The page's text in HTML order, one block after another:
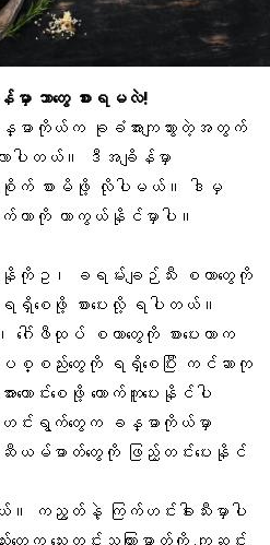
ာ ဘာတွေ စားရမလဲ!
ဓာကိုယ်က ခုခံအားကျသွားတဲ့အတွက်
ပါတယ်။ ဒီအချိန်မှာ
ရုစိုက် စားမိဖို့ လိုပါမယ်။ ဒါမှ
က်တာကို ကာကွယ်နိုင်မှာပါ။
ကိုဥ၊ ခရမ်းချဉ်သီး စတာတွေကို
စေဖို့ စားပေးလို့ ရပါတယ်။
ဂေါ်ဖီထုပ် စတာတွေကို စားပေးတာက
စည်းတွေကို ရရှိစေပြီး ကင်ဆာကု
ာင်းစေဖို့ ထောက်ကူပေးနိုင်ပါ
ဟင်းရွက်တွေ က ခန္ဓာကိုယ်မှာ
ဓာတ်တွေကို ဖြည့်တင်းပေးနိုင်
။ ကညွတ်နဲ့ ကြက်ဟင်းခါးသီးမှာပါ
တွေက သွေးတွင်းသကြားဓာတ်ကို ကျဆင်း